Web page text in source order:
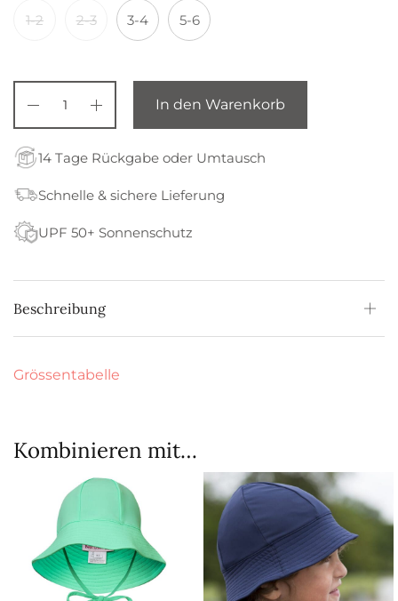
1-2 2-3 3-4 5-6
In den Warenkorb
14 Tage Rückgabe oder Umtausch
Schnelle & sichere Lieferung
UPF 50+ Sonnenschutz
Beschreibung
Grössentabelle
Kombinieren mit…